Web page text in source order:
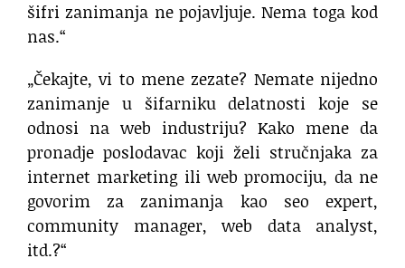
šifri zanimanja ne pojavljuje. Nema toga kod
nas.“
„Čekajte, vi to mene zezate? Nemate nijedno
zanimanje u šifarniku delatnosti koje se
odnosi na web industriju? Kako mene da
pronadje poslodavac koji želi stručnjaka za
internet marketing ili web promociju, da ne
govorim za zanimanja kao seo expert,
community manager, web data analyst,
itd.?“